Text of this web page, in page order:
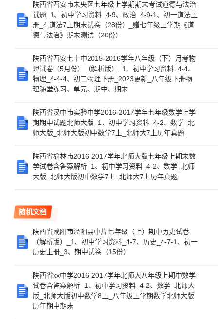
陕西省西安市未央区七年级上学期期末考试道德与法治
试题_1、初中学习资料_4-9、政治_4-9-1、初一道法上
册_4.道法7上期末试卷（28份）_赠七年级上学期《道
德与法治》期末测试（20份）
陕西省西安七十中2015-2016学年八年级（下）月考物
理试卷（5月份）（解析版）_1、初中学习资料_4-4、
物理_4-4-4、初二物理下册_2023更新_八年级下册物
理随堂练习、单元、期中、期末
陕西省汉中市实验中学2016-2017学年七年级数学上学
期期中试题北师大版_1、初中学习资料_4-2、数学_北
师大版_北师大版初中数学7上_北师大7上历年真题
陕西省榆林市2016-2017学年北师大版七年级上期末数
学试卷含答案解析_1、初中学习资料_4-2、数学_北师
大版_北师大版初中数学7上_北师大7上历年真题
随机文档
陕西省咸阳市泾阳县中片七年级（上）期中历史试卷
（解析版）_1、初中学习资料_4-7、历史_4-7-1、初一
历史上册_3、期中试卷（15份）
陕西省xx中学2016-2017学年北师大八年级上期中数学
试卷含答案解析_1、初中学习资料_4-2、数学_北师大
版_北师大版初中数学8上_八年级上学期数学北师大版
历年期中期末